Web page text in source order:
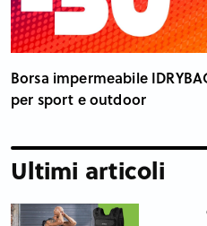
Borsa impermeabile
per sport e outdoor
Ultimi articoli